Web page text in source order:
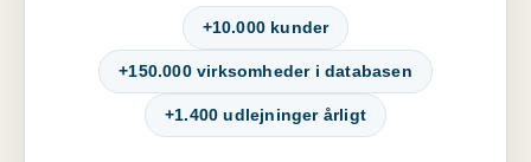
+10.000 kunder
+150.000 virksomheder i databasen
+1.400 udlejninger årligt